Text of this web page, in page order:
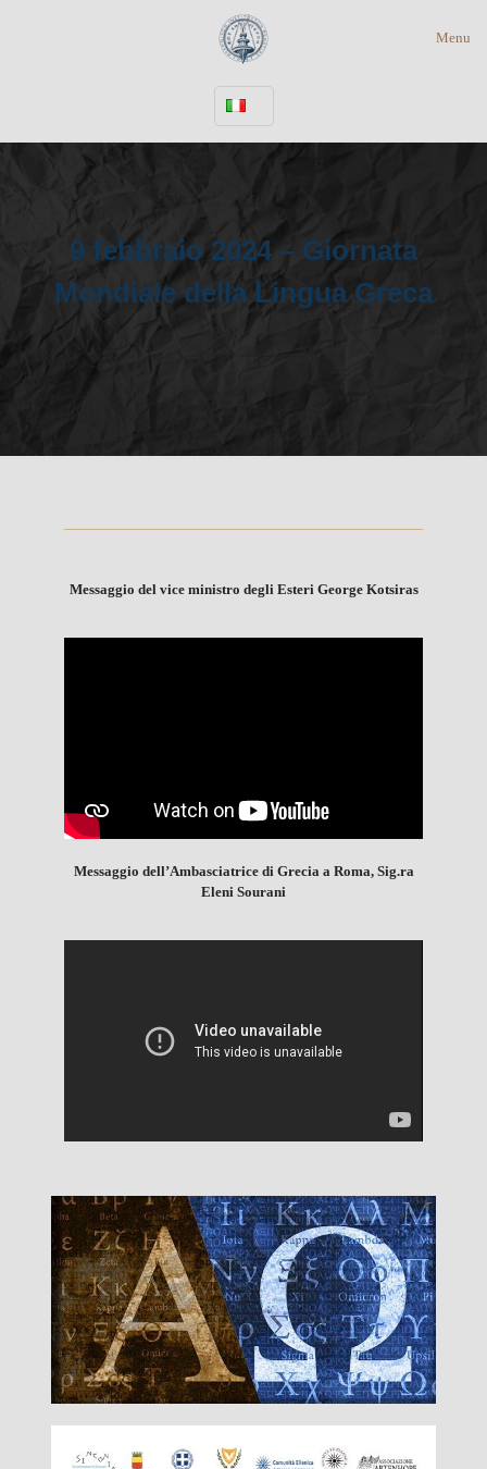
Menu
9 febbraio 2024 – Giornata
Mondiale della Lingua Greca
Messaggio del vice ministro degli Esteri George Kotsiras
Messaggio dell’Ambasciatrice di Grecia a Roma, Sig.ra
Eleni Sourani